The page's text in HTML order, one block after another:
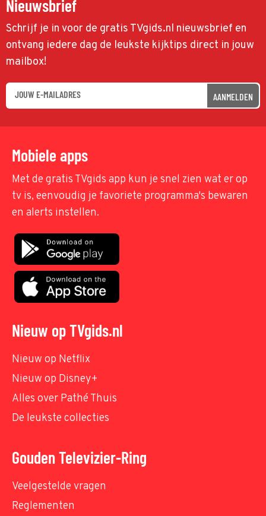
Nieuwsbrief
Schrijf je in voor de gratis TVgids.nl nieuwsbrief en
ontvang iedere dag de leukste kijktips direct in jouw
mailbox!
AANMELDEN
Mobiele apps
Met de gratis TVgids app kun je snel zien wat er op
tv is, eenvoudig je favoriete programma's bewaren
en alerts instellen.
Nieuw op TVgids.nl
Nieuw op Netflix
Nieuw op Disney+
Alles over Pathé Thuis
De leukste collecties
Gouden Televizier-Ring
Veelgestelde vragen
Reglementen